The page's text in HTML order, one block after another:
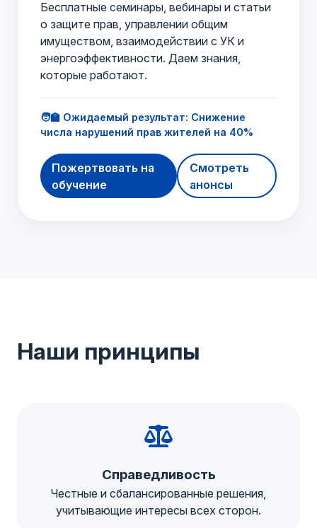
Бесплатные семинары, вебинары и статьи
о защите прав, управлении общим
имуществом, взаимодействии с УК и
энергоэффективности. Даем знания,
которые работают.
🧑‍🏫 Ожидаемый результат: Снижение
числа нарушений прав жителей на 40%
Пожертвовать на
обучение
Смотреть
анонсы
Наши принципы
Справедливость
Честные и сбалансированные решения,
учитывающие интересы всех сторон.